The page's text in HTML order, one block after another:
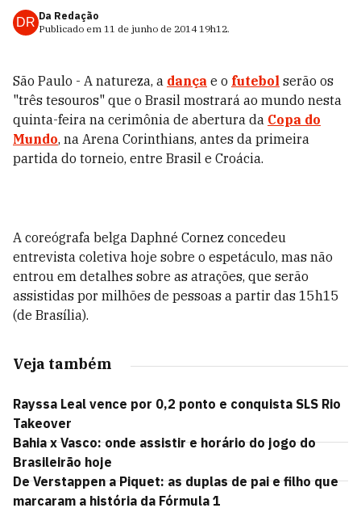
DR Da Redação
Publicado em 11 de junho de 2014 19h12.
São Paulo - A natureza, a dança e o futebol serão os
"três tesouros" que o Brasil mostrará ao mundo nesta
quinta-feira na cerimônia de abertura da Copa do
Mundo, na Arena Corinthians, antes da primeira
partida do torneio, entre Brasil e Croácia.
A coreógrafa belga Daphné Cornez concedeu
entrevista coletiva hoje sobre o espetáculo, mas não
entrou em detalhes sobre as atrações, que serão
assistidas por milhões de pessoas a partir das 15h15
(de Brasília).
Veja também
Rayssa Leal vence por 0,2 ponto e conquista SLS Rio
Takeover
Bahia x Vasco: onde assistir e horário do jogo do
Brasileirão hoje
De Verstappen a Piquet: as duplas de pai e filho que
marcaram a história da Fórmula 1